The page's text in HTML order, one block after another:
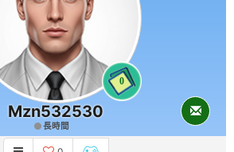
0
Mzn532530
長時間